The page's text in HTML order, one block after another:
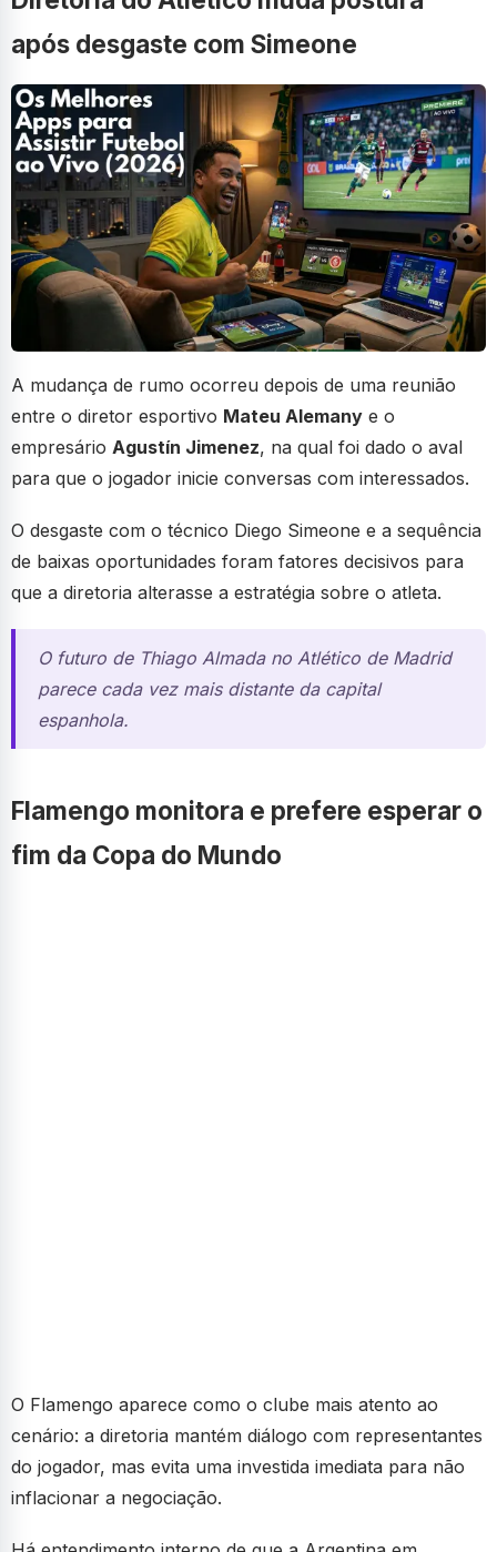
após desgaste com Simeone
A mudança de rumo ocorreu depois de uma reunião
entre o diretor esportivo Mateu Alemany e o
empresário Agustín Jimenez, na qual foi dado o aval
para que o jogador inicie conversas com interessados.
O desgaste com o técnico Diego Simeone e a sequência
de baixas oportunidades foram fatores decisivos para
que a diretoria alterasse a estratégia sobre o atleta.
O futuro de Thiago Almada no Atlético de Madrid
parece cada vez mais distante da capital
espanhola.
Flamengo monitora e prefere esperar o
fim da Copa do Mundo
O Flamengo aparece como o clube mais atento ao
cenário: a diretoria mantém diálogo com representantes
do jogador, mas evita uma investida imediata para não
inflacionar a negociação.